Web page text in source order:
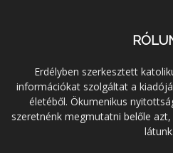
Erdélyben szerkesztett
információkat szolgáltat a
életéből. Ökumenikus
szeretnénk megmutatni belőle
látunk.